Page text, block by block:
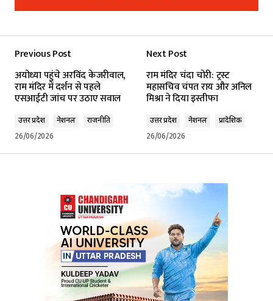
Add a comment
Required fields are marked*
Your E-mail *
Submit Comment
Previous Post
अयोध्या पहुंचे अरविंद केजरीवाल,
राम मंदिर में दर्शन से पहले
एसआईटी जांच पर उठाए सवाल
उत्तर प्रदेश नेशनल
राजनीति
26/06/2026
Next Post
राम मंदिर चंदा चोरी: ट्रस्ट
महासचिव चंपत राय और अनिल
मिश्रा ने दिया इस्तीफा
उत्तर प्रदेश नेशनल
प्रादेशिक
26/06/2026